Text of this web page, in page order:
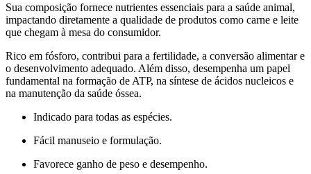
Sua composição fornece nutrientes essenciais para a saúde animal,
impactando diretamente a qualidade de produtos como carne e leite
que chegam à mesa do consumidor.
Rico em fósforo, contribui para a fertilidade, a conversão alimentar e
o desenvolvimento adequado. Além disso, desempenha um papel
fundamental na formação de ATP, na síntese de ácidos nucleicos e
na manutenção da saúde óssea.
Indicado para todas as espécies.
Fácil manuseio e formulação.
Favorece ganho de peso e desempenho.